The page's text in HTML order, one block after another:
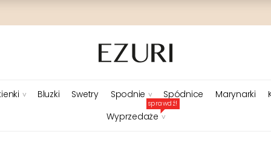
Bluzki Swetry Spodnie Spódnice Marynarki
Wyprzedaże
sprawdź!